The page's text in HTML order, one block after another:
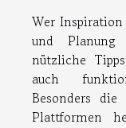
Wer
und
nützliche
auch
Besonders die
Plattformen